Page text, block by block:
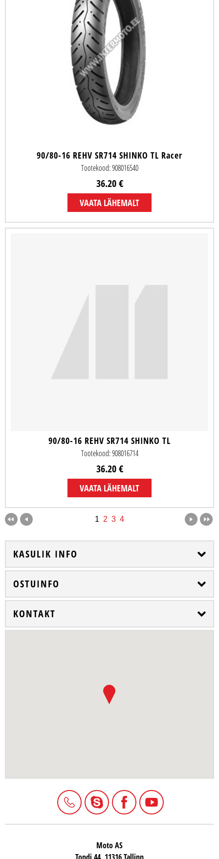
90/80-16 REHV SR714 SHINKO TL Racer
Tootekood: 908016540
36.20 €
VAATA LÄHEMALT
90/80-16 REHV SR714 SHINKO TL
Tootekood: 908016714
36.20 €
VAATA LÄHEMALT
1 2 3 4
KASULIK INFO
OSTUINFO
KONTAKT
Moto AS